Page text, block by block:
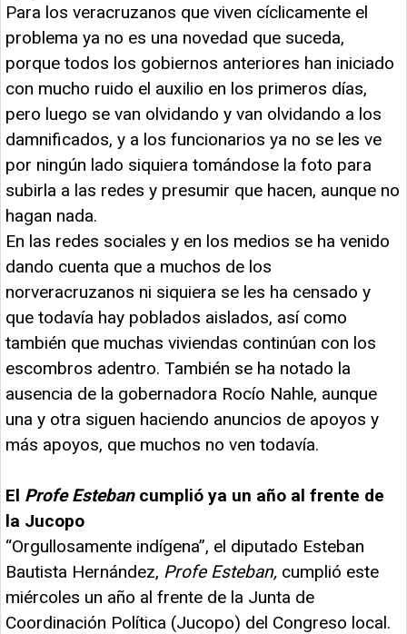
Para los veracruzanos que viven cíclicamente el
problema ya no es una novedad que suceda,
porque todos los gobiernos anteriores han iniciado
con mucho ruido el auxilio en los primeros días,
pero luego se van olvidando y van olvidando a los
damnificados, y a los funcionarios ya no se les ve
por ningún lado siquiera tomándose la foto para
subirla a las redes y presumir que hacen, aunque no
hagan nada.
En las redes sociales y en los medios se ha venido
dando cuenta que a muchos de los
norveracruzanos ni siquiera se les ha censado y
que todavía hay poblados aislados, así como
también que muchas viviendas continúan con los
escombros adentro. También se ha notado la
ausencia de la gobernadora Rocío Nahle, aunque
una y otra siguen haciendo anuncios de apoyos y
más apoyos, que muchos no ven todavía.
El Profe Esteban cumplió ya un año al frente de
la Jucopo
“Orgullosamente indígena”, el diputado Esteban
Bautista Hernández, Profe Esteban, cumplió este
miércoles un año al frente de la Junta de
Coordinación Política (Jucopo) del Congreso local.